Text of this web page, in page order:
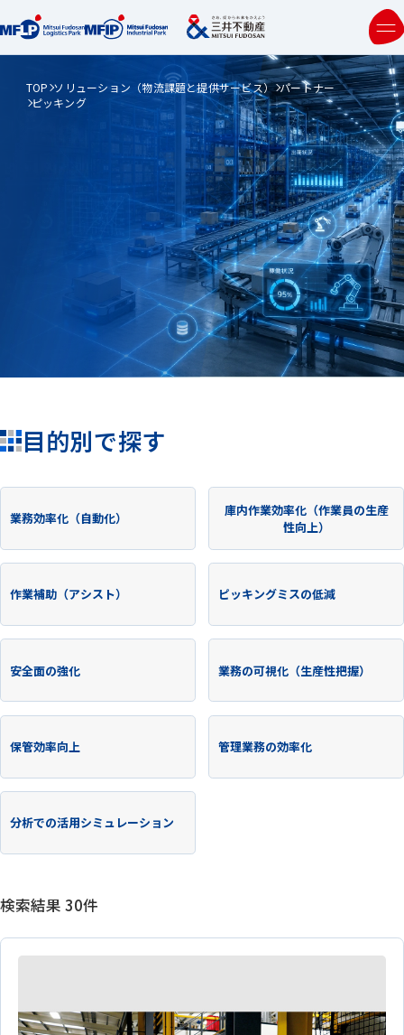
TOP ソリューション（物流課題と提供サービス） パートナー
ピッキング
ピッキン
グ
目的別で探す
業務効率化（自動化）
庫内作業効率化（作業員の生産
性向上）
作業補助（アシスト） ピッキングミスの低減
安全面の強化 業務の可視化（生産性把握）
保管効率向上 管理業務の効率化
分析での活用シミュレーション
検索結果 30件